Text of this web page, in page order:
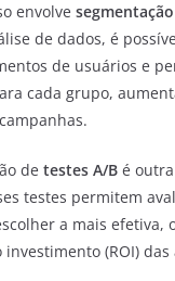
envolve
de dados, é
de usuários e
cada grupo,
de testes A/Bé outra
testes permitem
a mais efetiva,
(ROI) das